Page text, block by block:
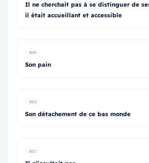
Il ne cherchait pas à se distinguer de
il était accueillant et accessible
#49
Son pain
#50
Son détachement de ce bas monde
#51